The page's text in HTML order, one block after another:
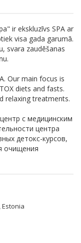
ir ekskluzīvs SPA ar
visa gada garumā.
svara zaudēšanas
Our main focus is
diets and fasts.
relaxing treatments.
с медицинским
центра
детокс-курсов,
очищения